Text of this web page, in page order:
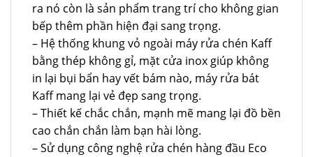
ra nó còn là sản phẩm trang trí cho không gian
bếp thêm phần hiện đại sang trọng.
– Hệ thống khung vỏ ngoài máy rửa chén Kaff
bằng thép không gỉ, mặt cửa inox giúp không
in lại bụi bẩn hay vết bám nào, máy rửa bát
Kaff mang lại vẻ đẹp sang trọng.
– Thiết kế chắc chắn, mạnh mẽ mang lại đồ bền
cao chắn chắn làm bạn hài lòng.
– Sử dụng công nghệ rửa chén hàng đầu Eco